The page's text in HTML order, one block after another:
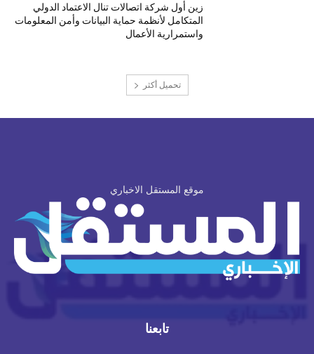
زين أول شركة اتصالات تنال الاعتماد الدولي
المتكامل لأنظمة حماية البيانات وأمن المعلومات
واستمرارية الأعمال
تحميل أكثر
موقع المستقل الاخباري
تابعنا